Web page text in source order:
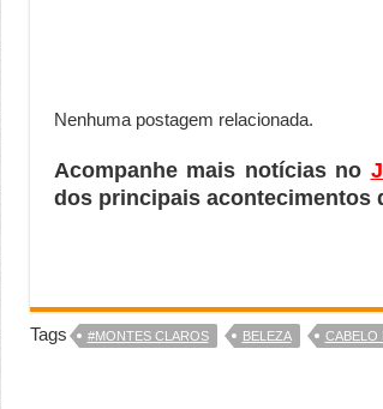
Nenhuma postagem relacionada.
Acompanhe mais notícias no
dos principais acontecimentos
Tags #MONTES CLAROS BELEZA CABELO